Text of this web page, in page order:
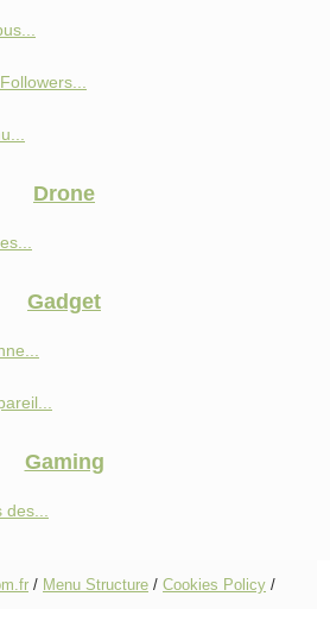
Drone
Gadget
Gaming
/ Menu Structure / Cookies Policy /